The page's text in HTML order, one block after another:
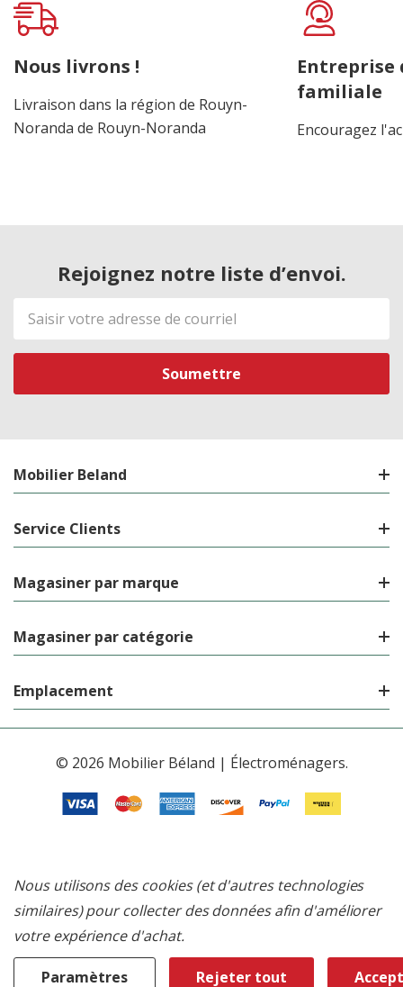
Onglet
personnalisé
Nous livrons !
Livraison dans la région de Rouyn-
Noranda de Rouyn-Noranda
Entreprise
familiale
Encouragez
Rejoignez notre liste d’envoi.
Adresse
de
courriel
Mobilier Beland
Service Clients
Magasiner par marque
Magasiner par catégorie
Emplacement
© 2026 Mobilier Béland | Électroménagers.
Nous utilisons des cookies (et d'autres technologies
similaires) pour collecter des données afin d'améliorer
votre expérience d'achat.
Paramètres Rejeter tout